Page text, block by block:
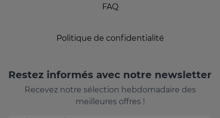
FAQ
Politique de confidentialité
Restez informés avec notre newsletter
Recevez notre sélection hebdomadaire des
meilleures offres !